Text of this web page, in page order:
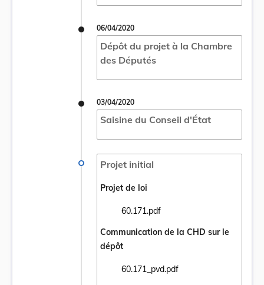
06/04/2020
Dépôt du projet à la Chambre
des Députés
03/04/2020
Saisine du Conseil d'État
Projet initial
Projet de loi
60.171.pdf
Ouvrir le document 60.171.pdf dans un
Communication de la CHD sur le
dépôt
60.171_pvd.pdf
Ouvrir le document 60.171_pvd.pdf dans